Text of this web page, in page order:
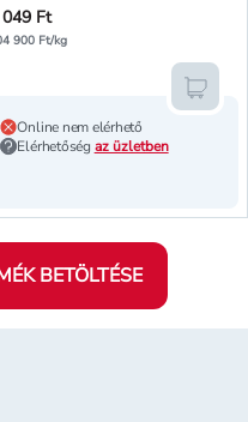
Ft
900 Ft/kg
Online nem elérhető
Elérhetőség az üzletben
BETÖLTÉSE